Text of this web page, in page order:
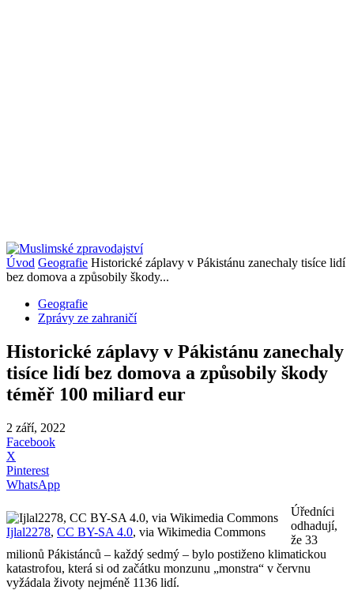
Úvod Geografie Historické záplavy v Pákistánu zanechaly tisíce lidí
bez domova a způsobily škody...
Geografie
Zprávy ze zahraničí
Historické záplavy v Pákistánu zanechaly
tisíce lidí bez domova a způsobily škody
téměř 100 miliard eur
2 září, 2022
Facebook
X
Pinterest
WhatsApp
Ijlal2278, CC BY-SA 4.0, via Wikimedia Commons
Úředníci
odhadují,
že 33
milionů Pákistánců – každý sedmý – bylo postiženo klimatickou
katastrofou, která si od začátku monzunu „monstra“ v červnu
vyžádala životy nejméně 1136 lidí.